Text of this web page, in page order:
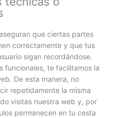
que ciertas partes
correctamente y que tus
sigan recordándose.
funcionales, te facilitamos la
De esta manera, no
repetidamente la misma
visitas nuestra web y, por
permanecen en tu cesta